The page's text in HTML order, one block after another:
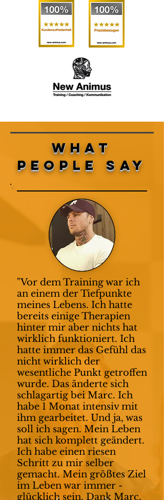
WHAT
PEOPLE SAY
"Vor dem Training war ich
an einem der Tiefpunkte
meines Lebens. Ich hatte
bereits einige Therapien
hinter mir aber nichts hat
wirklich funktioniert. Ich
hatte immer das Gefühl das
nicht wirklich der
wesentliche Punkt getroffen
wurde. Das änderte sich
schlagartig bei Marc. Ich
habe 1 Monat intensiv mit
ihm gearbeitet. Und ja, was
soll ich sagen. Mein Leben
hat sich komplett geändert.
Ich habe einen riesen
Schritt zu mir selber
gemacht. Mein größtes Ziel
im Leben war immer -
glücklich sein. Dank Marc,